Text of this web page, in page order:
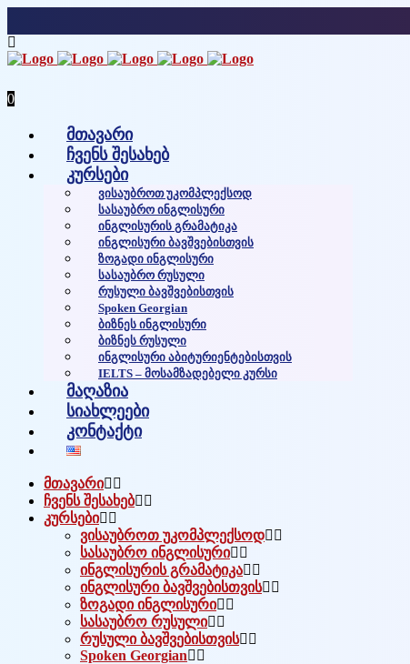
0
მთავარი
ჩვენს შესახებ
კურსები
Ვისაუბროთ Უკომპლექსოდ
Სასაუბრო Ინგლისური
Ინგლისურის Გრამატიკა
Ინგლისური Ბავშვებისთვის
Ზოგადი Ინგლისური
Სასაუბრო Რუსული
Რუსული Ბავშვებისთვის
Spoken Georgian
Ბიზნეს Ინგლისური
Ბიზნეს Რუსული
Ინგლისური Აბიტურიენტებისთვის
IELTS – Მოსამზადებელი Კურსი
მაღაზია
სიახლეები
კონტაქტი
მთავარი
ჩვენს შესახებ
კურსები
ვისაუბროთ უკომპლექსოდ
სასაუბრო ინგლისური
ინგლისურის გრამატიკა
ინგლისური ბავშვებისთვის
ზოგადი ინგლისური
სასაუბრო რუსული
რუსული ბავშვებისთვის
Spoken Georgian